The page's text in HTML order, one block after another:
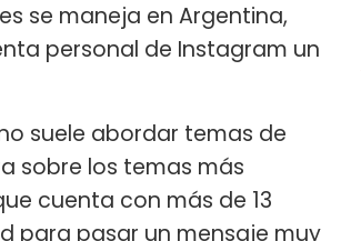
se maneja en Argentina,
personal de Instagram un
suele abordar temas de
sobre los temas más
cuenta con más de 13
para pasar un mensaje muy